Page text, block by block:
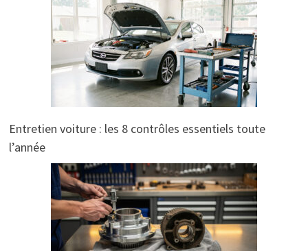
Entretien voiture : les 8 contrôles essentiels toute
l’année